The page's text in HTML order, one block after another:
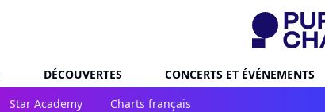
DÉCOUVERTES CONCERTS ET ÉVÉNEMENTS
Star Academy Charts français